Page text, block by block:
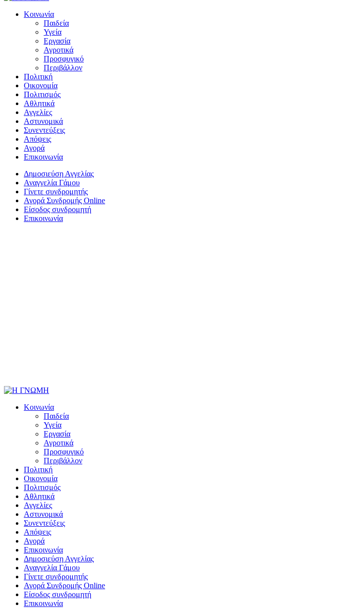
Κοινωνία
Παιδεία
Υγεία
Εργασία
Αγροτικά
Προσφυγικό
Περιβάλλον
Πολιτική
Οικονομία
Πολιτισμός
Αθλητικά
Αγγελίες
Αστυνομικά
Συνεντεύξεις
Απόψεις
Αγορά
Επικοινωνία
Δημοσιεύση Αγγελίας
Αναγγελία Γάμου
Γίνετε συνδρομητής
Αγορά Συνδρομής Online
Είσοδος συνδρομητή
Επικοινωνία
Κοινωνία
Παιδεία
Υγεία
Εργασία
Αγροτικά
Προσφυγικό
Περιβάλλον
Πολιτική
Οικονομία
Πολιτισμός
Αθλητικά
Αγγελίες
Αστυνομικά
Συνεντεύξεις
Απόψεις
Αγορά
Επικοινωνία
Δημοσιεύση Αγγελίας
Αναγγελία Γάμου
Γίνετε συνδρομητής
Αγορά Συνδρομής Online
Είσοδος συνδρομητή
Επικοινωνία